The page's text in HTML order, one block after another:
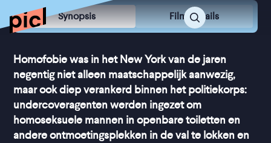
Synopsis Film Details
Homofobie was in het New York van de jaren
negentig niet alleen maatschappelijk aanwezig,
maar ook diep verankerd binnen het politiekorps:
undercoveragenten werden ingezet om
homoseksuele mannen in openbare toiletten en
andere ontmoetingsplekken in de val te lokken en